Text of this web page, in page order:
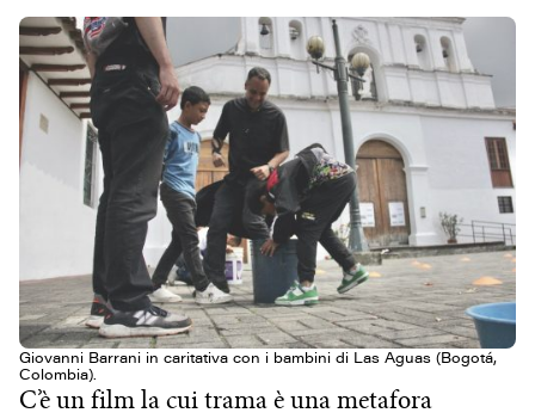
Giovanni Barrani in caritativa con i bambini di Las Aguas (Bogotá,
Colombia).
C’è un film la cui trama è una metafora